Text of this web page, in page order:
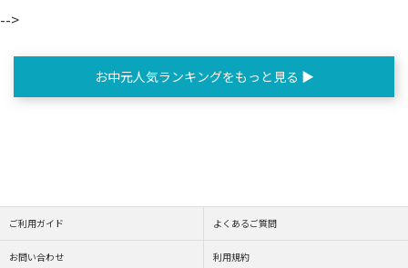
-->
お中元人気ランキングをもっと見る ▶
ご利用ガイド よくあるご質問
お問い合わせ 利用規約